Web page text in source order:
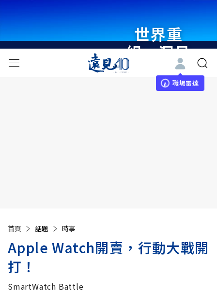
世界重
組・洞見
未來 與
世界領袖
職場雷達
首頁 話題 時事
Apple Watch開賣，行動大戰開
打！
SmartWatch Battle